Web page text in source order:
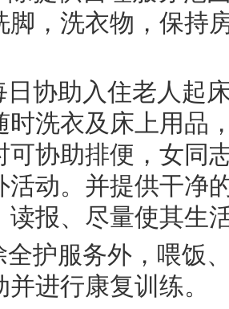
脚，洗衣物，保持
日协助入住老人起
时洗衣及床上用品
可协助排便，女同
活动。并提供干净
读报、尽量使其生
全护服务外，喂饭
进行康复训练。